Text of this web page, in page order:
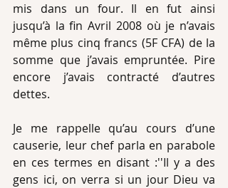
mis dans un four. Il en fut ainsi
jusqu’à la fin Avril 2008 où je n’avais
même plus cinq francs (5F CFA) de la
somme que j’avais empruntée. Pire
encore j’avais contracté d’autres
dettes.
Je me rappelle qu’au cours d’une
causerie, leur chef parla en parabole
en ces termes en disant :''Il y a des
gens ici, on verra si un jour Dieu va